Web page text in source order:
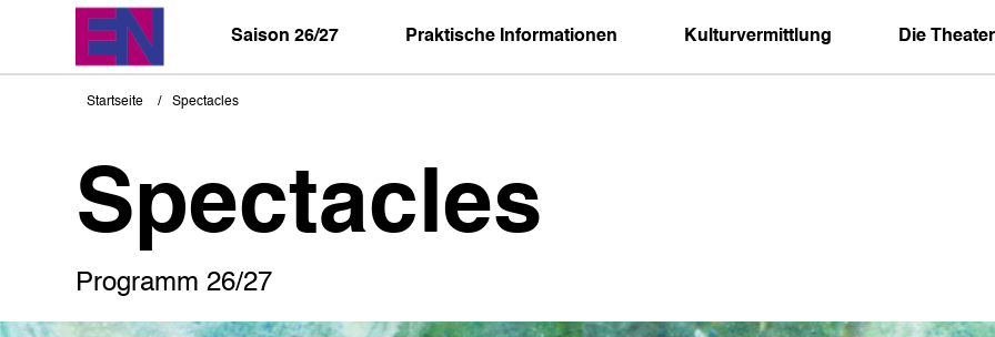
Saison 26/27 Praktische Informationen Kulturvermittlung Die Theater
Pfadnavigation
Startseite Spectacles
Spectacles
Programm 26/27